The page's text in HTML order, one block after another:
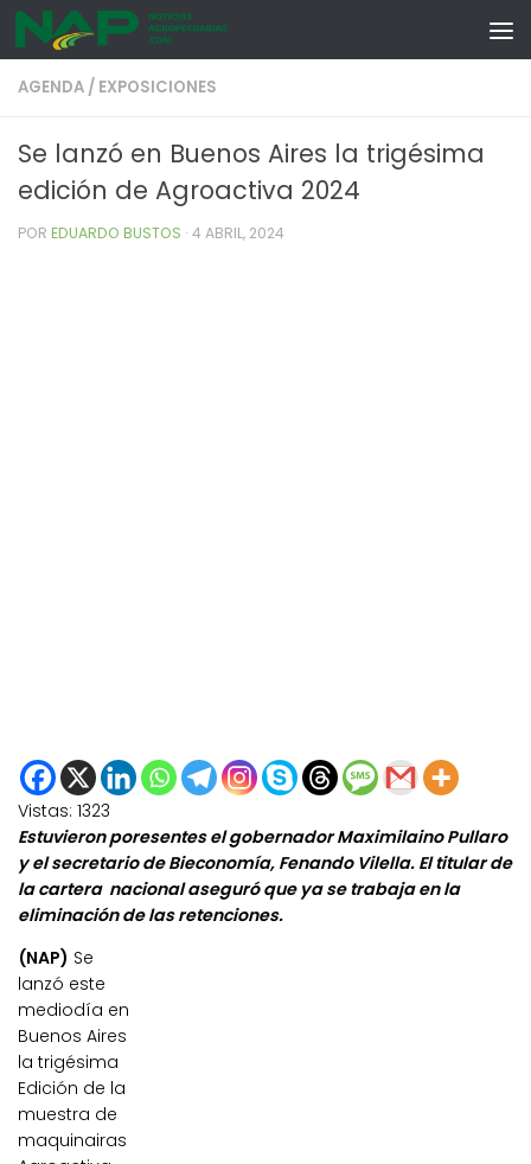
Skip to content
AGENDA / EXPOSICIONES
Se lanzó en Buenos Aires la trigésima
edición de Agroactiva 2024
POR EDUARDO BUSTOS · 4 ABRIL, 2024
Vistas: 1323
Estuvieron poresentes el gobernador Maximilaino Pullaro
y el secretario de Bieconomía, Fenando Vilella. El titular de
la cartera nacional aseguró que ya se trabaja en la
eliminación de las retenciones.
(NAP) Se
lanzó este
mediodía en
Buenos Aires
la trigésima
Edición de la
muestra de
maquinairas